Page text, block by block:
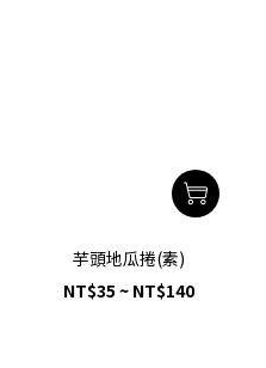
芋頭地瓜捲(素)
NT$35 ~ NT$140